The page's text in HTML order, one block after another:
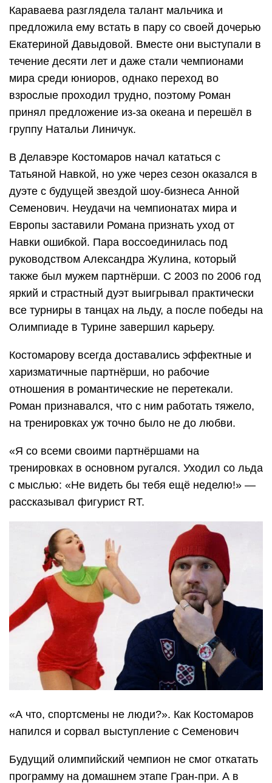
Караваева разглядела талант мальчика и
предложила ему встать в пару со своей дочерью
Екатериной Давыдовой. Вместе они выступали в
течение десяти лет и даже стали чемпионами
мира среди юниоров, однако переход во
взрослые проходил трудно, поэтому Роман
принял предложение из-за океана и перешёл в
группу Натальи Линичук.
В Делавэре Костомаров начал кататься с
Татьяной Навкой, но уже через сезон оказался в
дуэте с будущей звездой шоу-бизнеса Анной
Семенович. Неудачи на чемпионатах мира и
Европы заставили Романа признать уход от
Навки ошибкой. Пара воссоединилась под
руководством Александра Жулина, который
также был мужем партнёрши. С 2003 по 2006 год
яркий и страстный дуэт выигрывал практически
все турниры в танцах на льду, а после победы на
Олимпиаде в Турине завершил карьеру.
Костомарову всегда доставались эффектные и
харизматичные партнёрши, но рабочие
отношения в романтические не перетекали.
Роман признавался, что с ним работать тяжело,
на тренировках уж точно было не до любви.
«Я со всеми своими партнёршами на
тренировках в основном ругался. Уходил со льда
с мыслью: «Не видеть бы тебя ещё неделю!» —
рассказывал фигурист RT.
«А что, спортсмены не люди?». Как Костомаров
напился и сорвал выступление с Семенович
Будущий олимпийский чемпион не смог откатать
программу на домашнем этапе Гран-при. А в